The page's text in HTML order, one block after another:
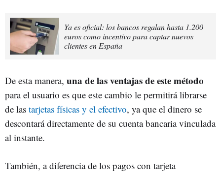
Ya es oficial: los bancos regalan hasta 1.200
euros como incentivo para captar nuevos
clientes en España
De esta manera, una de las ventajas de este método
para el usuario es que este cambio le permitirá librarse
de las tarjetas físicas y el efectivo, ya que el dinero se
descontará directamente de su cuenta bancaria vinculada
al instante.
También, a diferencia de los pagos con tarjeta